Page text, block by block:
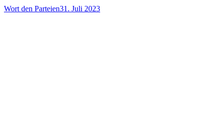
Wort den Parteien31. Juli 2023